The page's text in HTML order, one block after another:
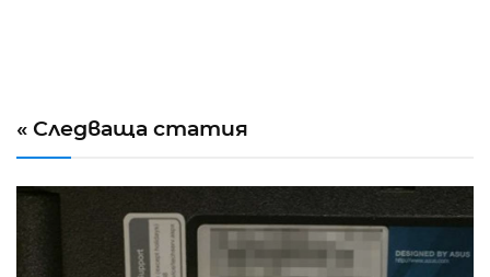
« Следваща статия